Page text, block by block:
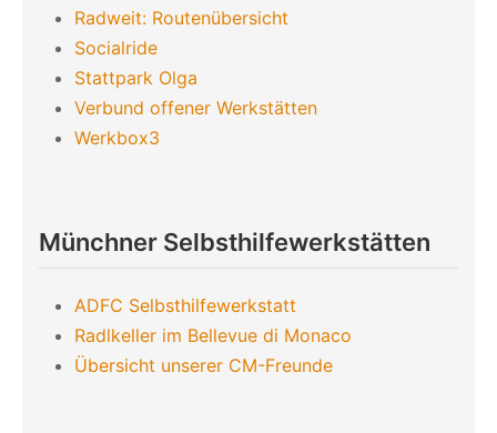
Radweit: Routenübersicht
Socialride
Stattpark Olga
Verbund offener Werkstätten
Werkbox3
Münchner Selbsthilfewerkstätten
ADFC Selbsthilfewerkstatt
Radlkeller im Bellevue di Monaco
Übersicht unserer CM-Freunde